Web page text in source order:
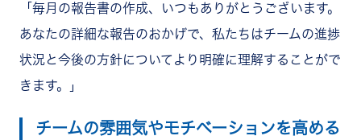
「毎月の報告書の作成、いつもありがとうございます。
あなたの詳細な報告のおかげで、私たちはチームの進捗
状況と今後の方針についてより明確に理解することがで
きます。」
チームの雰囲気やモチベーションを高める